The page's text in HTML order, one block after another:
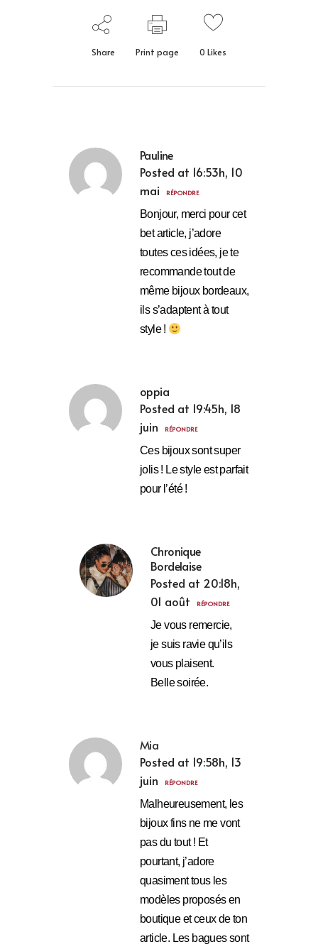
Share Print page 0 Likes
Pauline
Posted at 16:53h, 10
mai
RÉPONDRE
Bonjour, merci pour cet
bet article, j’adore
toutes ces idées, je te
recommande tout de
même bijoux bordeaux,
ils s’adaptent à tout
style !
oppia
Posted at 19:45h, 18
juin
RÉPONDRE
Ces bijoux sont super
jolis ! Le style est parfait
pour l’été !
Chronique
Bordelaise
Posted at 20:18h,
01 août
RÉPONDRE
Je vous remercie,
je suis ravie qu’ils
vous plaisent.
Belle soirée.
Mia
Posted at 19:58h, 13
juin
RÉPONDRE
Malheureusement, les
bijoux fins ne me vont
pas du tout ! Et
pourtant, j’adore
quasiment tous les
modèles proposés en
boutique et ceux de ton
article. Les bagues sont